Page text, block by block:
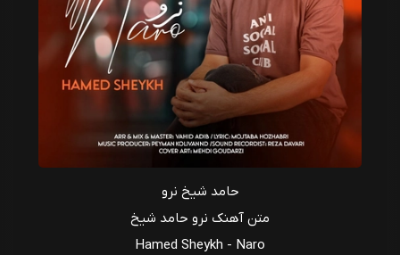
حامد شیخ نرو
متن آهنک نرو حامد شیخ
Hamed Sheykh - Naro